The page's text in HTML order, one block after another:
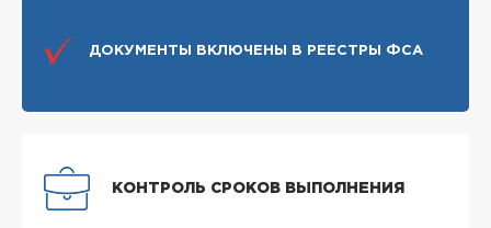
ДОКУМЕНТЫ ВКЛЮЧЕНЫ В РЕЕСТРЫ ФСА
КОНТРОЛЬ СРОКОВ ВЫПОЛНЕНИЯ